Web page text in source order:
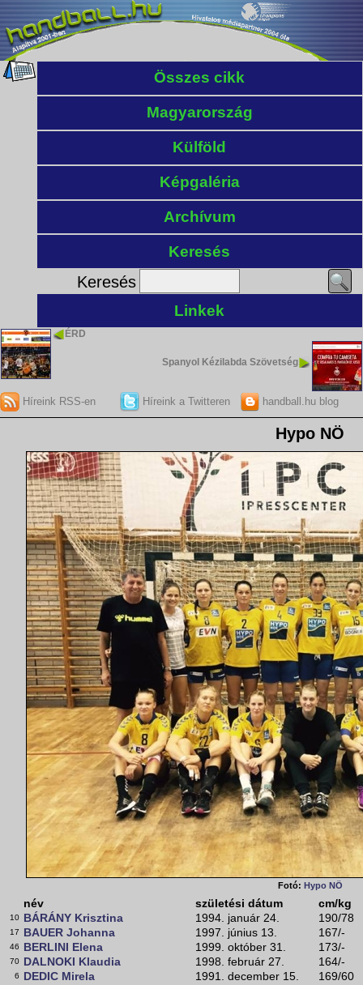
Összes cikk
Magyarország
Külföld
Képgaléria
Archívum
Keresés
Keresés
Linkek
ÉRD
Spanyol Kézilabda Szövetség
Híreink RSS-en Híreink a Twitteren handball.hu blog
Hypo NÖ
Fotó: Hypo NÖ
név születési dátum cm/kg
10 BÁRÁNY Krisztina 1994. január 24. 190/78
17 BAUER Johanna 1997. június 13. 167/-
46 BERLINI Elena 1999. október 31. 173/-
70 DALNOKI Klaudia 1998. február 27. 164/-
6 DEDIC Mirela 1991. december 15. 169/60